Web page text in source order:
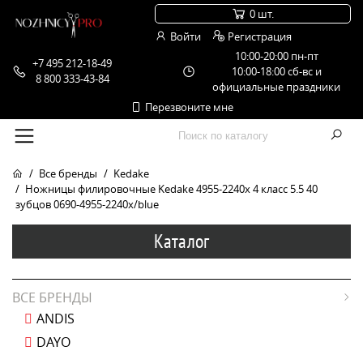
+7 495 212-18-49
8 800 333-43-84
10:00-20:00 пн-пт
10:00-18:00 сб-вс и
официальные праздники
Перезвоните мне
0 шт.
Войти
Регистрация
Все бренды
Kedake
Ножницы филировочные Kedake 4955-2240x 4 класс 5.5 40
зубцов 0690-4955-2240x/blue
Каталог
ВСЕ БРЕНДЫ
ANDIS
DAYO